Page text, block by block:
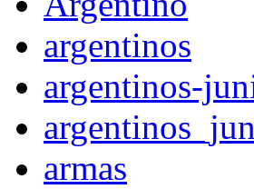
argentinos
argentinos-
armas